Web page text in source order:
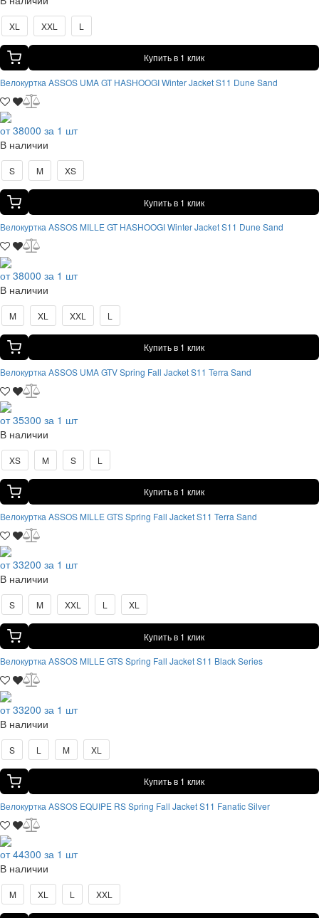
XL XXL L
Купить в 1 клик
Велокуртка ASSOS UMA GT HASHOOGI Winter Jacket S11 Dune Sand
от 38000 за 1 шт
В наличии
S M XS
Купить в 1 клик
Велокуртка ASSOS MILLE GT HASHOOGI Winter Jacket S11 Dune Sand
от 38000 за 1 шт
В наличии
M XL XXL L
Купить в 1 клик
Велокуртка ASSOS UMA GTV Spring Fall Jacket S11 Terra Sand
от 35300 за 1 шт
В наличии
XS M S L
Купить в 1 клик
Велокуртка ASSOS MILLE GTS Spring Fall Jacket S11 Terra Sand
от 33200 за 1 шт
В наличии
S M XXL L XL
Купить в 1 клик
Велокуртка ASSOS MILLE GTS Spring Fall Jacket S11 Black Series
от 33200 за 1 шт
В наличии
S L M XL
Купить в 1 клик
Велокуртка ASSOS EQUIPE RS Spring Fall Jacket S11 Fanatic Silver
от 44300 за 1 шт
В наличии
M XL L XXL